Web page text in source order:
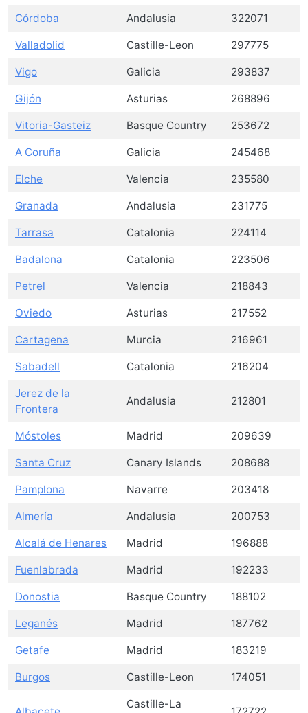
Córdoba Andalusia 322071
Valladolid Castille-Leon 297775
Vigo Galicia 293837
Gijón Asturias 268896
Vitoria-Gasteiz Basque Country 253672
A Coruña Galicia 245468
Elche Valencia 235580
Granada Andalusia 231775
Tarrasa Catalonia 224114
Badalona Catalonia 223506
Petrel Valencia 218843
Oviedo Asturias 217552
Cartagena Murcia 216961
Sabadell Catalonia 216204
Jerez de la
Frontera
Andalusia 212801
Móstoles Madrid 209639
Santa Cruz Canary Islands 208688
Pamplona Navarre 203418
Almería Andalusia 200753
Alcalá de Henares Madrid 196888
Fuenlabrada Madrid 192233
Donostia Basque Country 188102
Leganés Madrid 187762
Getafe Madrid 183219
Burgos Castille-Leon 174051
Castille-La